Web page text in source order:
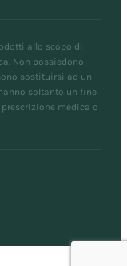
allo scopo di
Non possiedono
sostituirsi ad un
soltanto un fine
medica o